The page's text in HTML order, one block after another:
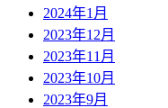
2024年1月
2023年12月
2023年11月
2023年10月
2023年9月